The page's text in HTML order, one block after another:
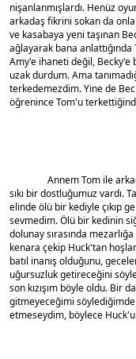
nişanlanmışlardı. Henüz
arkadaş fikrini sokan da
ve kasabaya yeni taşınan
ağlayarak bana anlattığında
Amy'e ihaneti değil, Becky'e
uzak durdum. Ama
terkedemezdim. Yine de
öğrenince Tom'u
sıkı bir dostluğumuz vardı.
elinde ölü bir kediyle çıkıp
sevmedim. Ölü bir kedinin
dolunay sırasında
kenara çekip Huck'tan
batıl inanış olduğunu,
uğursuzluk getireceğini
son kızışım böyle oldu. Bir
gitmeyeceğimi söylediğimde
etmeseydim, böylece